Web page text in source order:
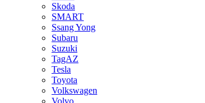
Skoda
SMART
Ssang Yong
Subaru
Suzuki
TagAZ
Tesla
Toyota
Volkswagen
Volvo